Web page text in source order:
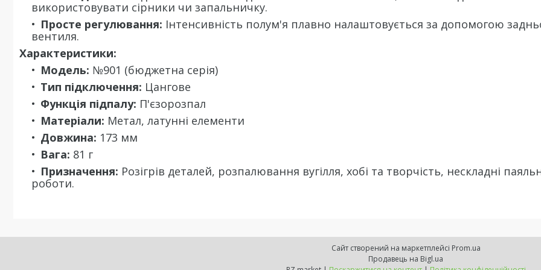
використовувати сірники чи запальничку.
Просте регулювання: Інтенсивність полум'я плавно налаштовується за допомогою
вентиля.
Характеристики:
Модель: №901 (бюджетна серія)
Тип підключення: Цангове
Функція підпалу: П'єзорозпал
Матеріали: Метал, латунні елементи
Довжина: 173 мм
Вага: 81 г
Призначення: Розігрів деталей, розпалювання вугілля, хобі та творчість, нескладні
роботи.
Сайт створений на маркетплейсі Prom.ua
Продавець на Bigl.ua